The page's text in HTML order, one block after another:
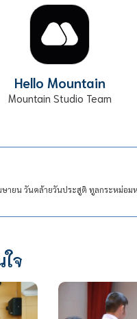
Hello Mountain
Mountain Studio Team
ษายน วันคล้ายวันประสูติ ทูลกระหม่
จ